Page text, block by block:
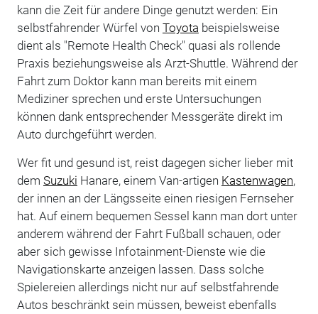
kann die Zeit für andere Dinge genutzt werden: Ein
selbstfahrender Würfel von Toyota beispielsweise
dient als "Remote Health Check" quasi als rollende
Praxis beziehungsweise als Arzt-Shuttle. Während der
Fahrt zum Doktor kann man bereits mit einem
Mediziner sprechen und erste Untersuchungen
können dank entsprechender Messgeräte direkt im
Auto durchgeführt werden.
Wer fit und gesund ist, reist dagegen sicher lieber mit
dem Suzuki Hanare, einem Van-artigen Kastenwagen,
der innen an der Längsseite einen riesigen Fernseher
hat. Auf einem bequemen Sessel kann man dort unter
anderem während der Fahrt Fußball schauen, oder
aber sich gewisse Infotainment-Dienste wie die
Navigationskarte anzeigen lassen. Dass solche
Spielereien allerdings nicht nur auf selbstfahrende
Autos beschränkt sein müssen, beweist ebenfalls